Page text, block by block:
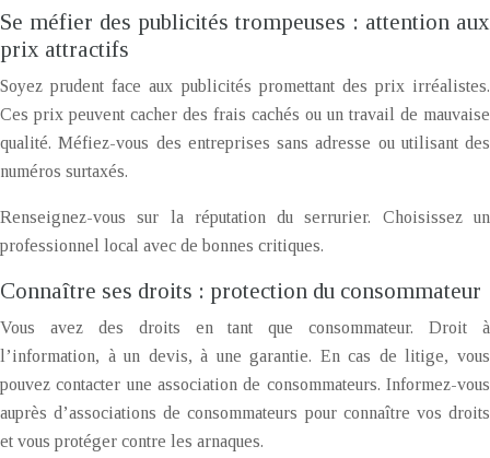
Se méfier des publicités trompeuses : attention aux
prix attractifs
Soyez prudent face aux publicités promettant des prix irréalistes.
Ces prix peuvent cacher des frais cachés ou un travail de mauvaise
qualité. Méfiez-vous des entreprises sans adresse ou utilisant des
numéros surtaxés.
Renseignez-vous sur la réputation du serrurier. Choisissez un
professionnel local avec de bonnes critiques.
Connaître ses droits : protection du consommateur
Vous avez des droits en tant que consommateur. Droit à
l’information, à un devis, à une garantie. En cas de litige, vous
pouvez contacter une association de consommateurs. Informez-vous
auprès d’associations de consommateurs pour connaître vos droits
et vous protéger contre les arnaques.